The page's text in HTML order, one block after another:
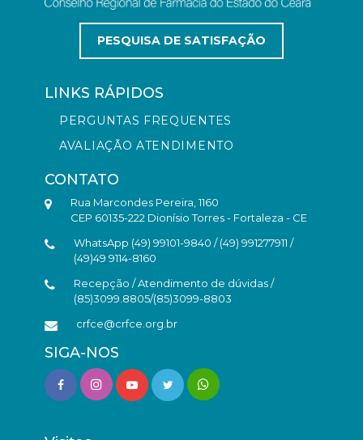
PESQUISA DE SATISFAÇÃO
LINKS RÁPIDOS
PERGUNTAS FREQUENTES
AVALIAÇÃO ATENDIMENTO
CONTATO
Rua Marcondes Pereira, 1160
CEP 60135-222 Dionísio Torres - Fortaleza - CE
WhatsApp (49) 99101-9840 / (49) 991277911 /
(49)49 9114-8160
Recepção / Atendimento de dúvidas /
(85)3099.8805/(85)3099-8803
crfce@crfce.org.br
SIGA-NOS